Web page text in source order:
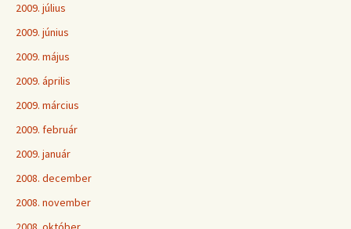
2009. július
2009. június
2009. május
2009. április
2009. március
2009. február
2009. január
2008. december
2008. november